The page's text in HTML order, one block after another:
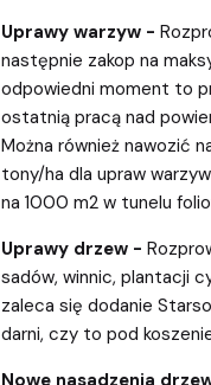
Uprawy warzyw -
następnie zakop na
odpowiedni moment to
ostatnią pracą nad
Można również nawozić
tony/ha dla upraw
na 1000 m2 w tunelu
Uprawy drzew -
sadów, winnic, plantacji
zaleca się dodanie
darni, czy to pod